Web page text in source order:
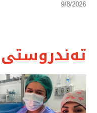
9/8/2026
تەندروستی